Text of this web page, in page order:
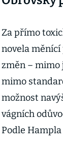
Za přímo
novela
změn – mimo
mimo
možnost
vágních
Podle